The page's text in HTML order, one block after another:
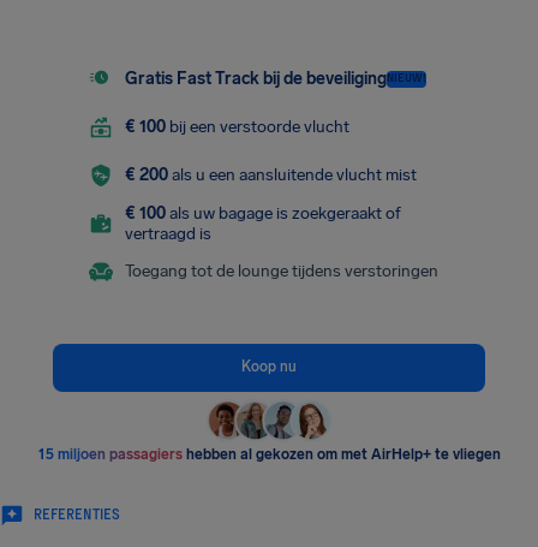
Gratis Fast Track bij de beveiligingNIEUW!
€ 100 bij een verstoorde vlucht
€ 200als u een aansluitende vlucht mist
€ 100als uw bagage is zoekgeraakt of
vertraagd is
Toegang tot de lounge tijdens verstoringen
Koop nu
15 miljoen passagiershebben al gekozen om met AirHelp+ te vliegen
REFERENTIES